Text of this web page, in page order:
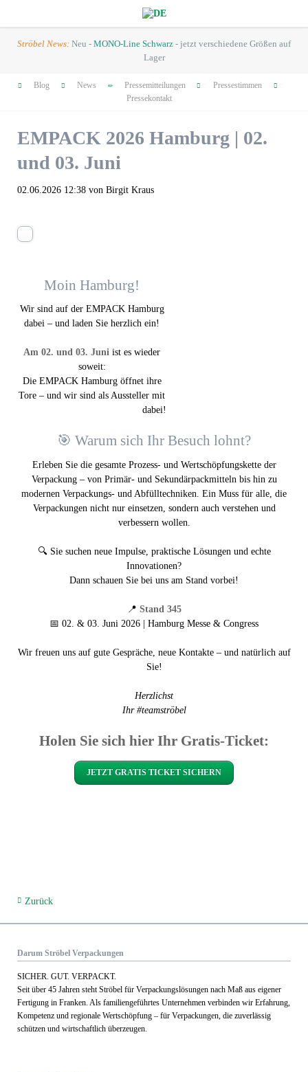
Ströbel News: Neu - MONO-Line Schwarz - jetzt verschiedene Größen auf
Lager
Navigation
Blog News Pressemitteilungen
Pressestimmen
Pressekontakt
EMPACK 2026 Hamburg | 02.
und 03. Juni
02.06.2026 12:38von Birgit Kraus
Moin Hamburg!
Wir sind auf der EMPACK Hamburg
dabei – und laden Sie herzlich ein!
Am 02. und 03. Juniist es wieder
soweit:
Die EMPACK Hamburg öffnet ihre
Tore – und wir sind als Aussteller mit
dabei!
🎯 Warum sich Ihr Besuch lohnt?
Erleben Sie die gesamte Prozess- und Wertschöpfungskette der
Verpackung – von Primär- und Sekundärpackmitteln bis hin zu
modernen Verpackungs- und Abfülltechniken. Ein Muss für alle, die
Verpackungen nicht nur einsetzen, sondern auch verstehen und
verbessern wollen.
🔍 Sie suchen neue Impulse, praktische Lösungen und echte
Innovationen?
Dann schauen Sie bei uns am Stand vorbei!
📍 Stand 345
📅 02. & 03. Juni 2026 | Hamburg Messe & Congress
Wir freuen uns auf gute Gespräche, neue Kontakte – und natürlich auf
Sie!
Herzlichst
Ihr #teamströbel
Holen Sie sich hier Ihr Gratis-Ticket:
JETZT GRATIS TICKET SICHERN
Zurück
Darum Ströbel Verpackungen
SICHER. GUT. VERPACKT.
Seit über 45 Jahren steht Ströbel für Verpack­ungs­lösungen nach Maß aus eigener
Fertigung in Franken. Als familien­geführtes Unternehmen verbinden wir Erfahrung,
Kom­petenz und regionale Wert­schöpfung – für Verpackungen, die zuverlässig
schützen und wirtschaftlich überzeugen.